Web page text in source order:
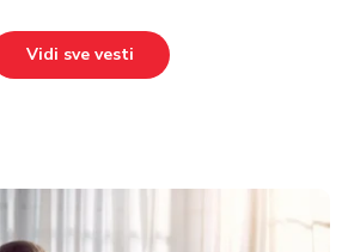
Vidi sve vesti